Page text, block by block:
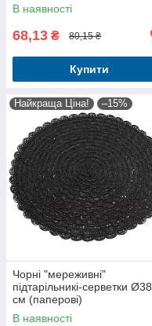
В наявності
68,13 ₴ 80,15 ₴
Купити
Найкраща Ціна! –15%
Чорні "мереживні"
підтарільникі-серветки Ø38
см (паперові)
В наявності